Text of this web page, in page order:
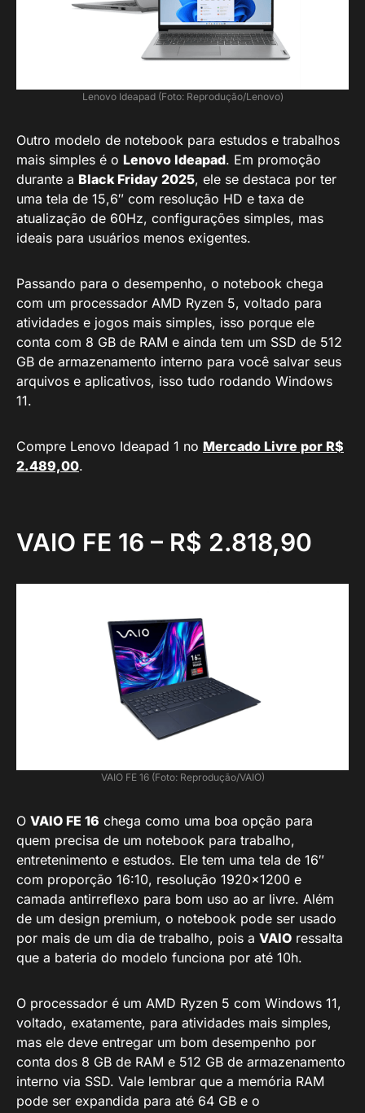
Lenovo Ideapad (Foto: Reprodução/Lenovo)
Outro modelo de notebook para estudos e trabalhos
mais simples é o Lenovo Ideapad. Em promoção
durante a Black Friday 2025, ele se destaca por ter
uma tela de 15,6″ com resolução HD e taxa de
atualização de 60Hz, configurações simples, mas
ideais para usuários menos exigentes.
Passando para o desempenho, o notebook chega
com um processador AMD Ryzen 5, voltado para
atividades e jogos mais simples, isso porque ele
conta com 8 GB de RAM e ainda tem um SSD de 512
GB de armazenamento interno para você salvar seus
arquivos e aplicativos, isso tudo rodando Windows
11.
Compre Lenovo Ideapad 1 no Mercado Livre por R$
2.489,00.
VAIO FE 16 – R$ 2.818,90
VAIO FE 16 (Foto: Reprodução/VAIO)
O VAIO FE 16 chega como uma boa opção para
quem precisa de um notebook para trabalho,
entretenimento e estudos. Ele tem uma tela de 16″
com proporção 16:10, resolução 1920×1200 e
camada antirreflexo para bom uso ao ar livre. Além
de um design premium, o notebook pode ser usado
por mais de um dia de trabalho, pois a VAIO ressalta
que a bateria do modelo funciona por até 10h.
O processador é um AMD Ryzen 5 com Windows 11,
voltado, exatamente, para atividades mais simples,
mas ele deve entregar um bom desempenho por
conta dos 8 GB de RAM e 512 GB de armazenamento
interno via SSD. Vale lembrar que a memória RAM
pode ser expandida para até 64 GB e o